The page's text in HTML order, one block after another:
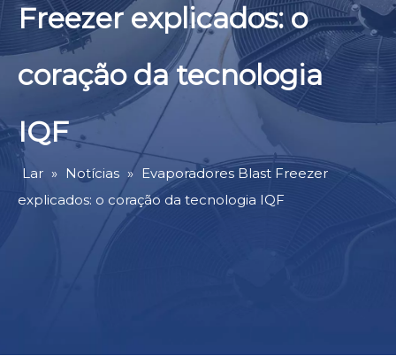
Freezer explicados: o
coração da tecnologia
IQF
Lar » Notícias » Evaporadores Blast Freezer
explicados: o coração da tecnologia IQF